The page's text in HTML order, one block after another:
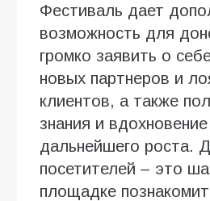
Фестиваль дает
возможность для
громко заявить о
новых партнеров и
клиентов, а также
знания и
дальнейшего роста.
посетителей – это
площадке